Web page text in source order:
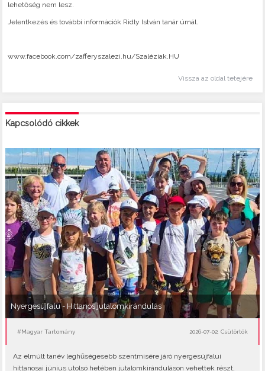
lehetőség nem lesz.
Jelentkezés és további információk Ridly István tanár úrnál.
www.facebook.com/zafferyszalezi.hu/Szaléziak.HU
Vissza az oldal tetejére
Kapcsolódó cikkek
Nyergesújfalu - Hittanos jutalomkirándulás
#Magyar Tartomány 2026-07-02, Csütörtök
Az elmúlt tanév leghűségesebb szentmisére járó nyergesújfalui
hittanosai június utolsó hetében jutalomkiránduláson vehettek részt,